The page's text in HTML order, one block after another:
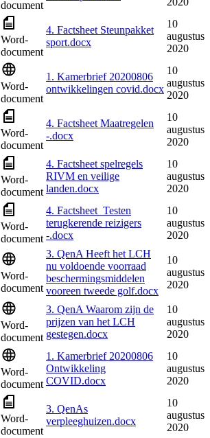
document
Word-
document
4. Factsheet Steunpakket
sport.docx
10
augustus
2020
Word-
document
1. Kamerbrief 20200806
ontwikkelingen covid.docx
10
augustus
2020
Word-
document
4. Factsheet Maatregelen
-.docx
10
augustus
2020
Word-
document
4. Factsheet spelregels
RIVM en veilige
landen.docx
10
augustus
2020
Word-
document
4. Factsheet_Testen
terugkerende reizigers
-.docx
10
augustus
2020
Word-
document
3. QenA Heeft het LCH
nu voldoende voorraad
beschermingsmiddelen
vooreen tweede golf.docx
10
augustus
2020
Word-
document
3. QenA Waarom zijn de
prijzen van het LCH
gestegen.docx
10
augustus
2020
Word-
document
1. Kamerbrief 20200806
Ontwikkeling
COVID.docx
10
augustus
2020
Word-
document
3. QenAs
verpleeghuizen.docx
10
augustus
2020